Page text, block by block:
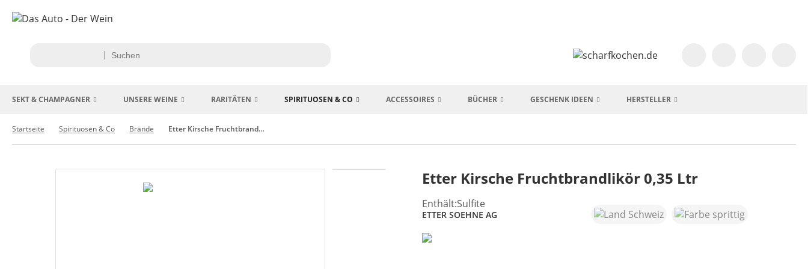
SEKT & CHAMPAGNER UNSERE WEINE RARITÄTEN SPIRITUOSEN & CO ACCESSOIRES BÜCHER GESCHENK IDEEN HERSTELLER
Startseite Spirituosen & Co Brände Etter Kirsche Fruchtbrandlikör 0,35 Ltr
Etter Kirsche Fruchtbrandlikör 0,35 Ltr
Enthält:Sulfite
ETTER SOEHNE AG